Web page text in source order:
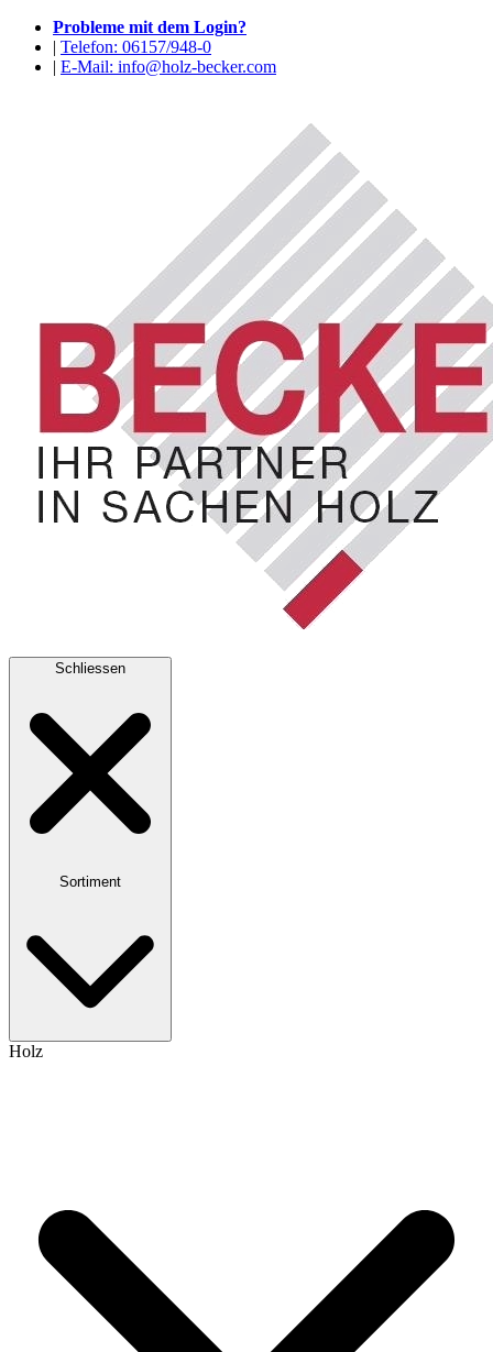
Probleme mit dem Login?
| Telefon: 06157/948-0
| E-Mail: info@holz-becker.com
Schliessen
Sortiment
Holz